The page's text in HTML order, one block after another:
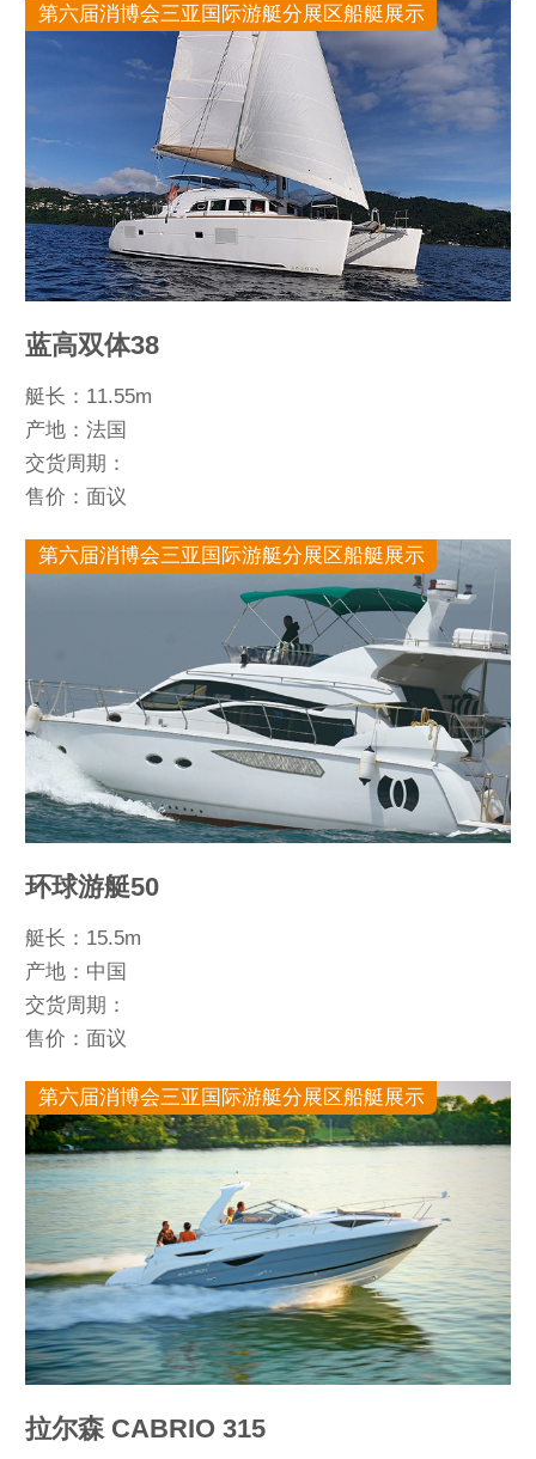
第六届消博会三亚国际游艇分展区船艇展示
蓝高双体38
艇长：11.55m
产地：法国
交货周期：
售价：面议
第六届消博会三亚国际游艇分展区船艇展示
环球游艇50
艇长：15.5m
产地：中国
交货周期：
售价：面议
第六届消博会三亚国际游艇分展区船艇展示
拉尔森 CABRIO 315